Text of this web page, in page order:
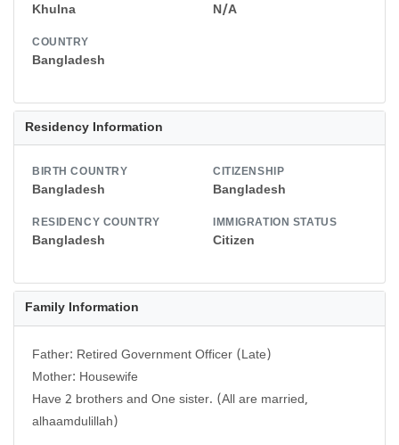
Khulna N/A
COUNTRY
Bangladesh
Residency Information
BIRTH COUNTRY
Bangladesh
CITIZENSHIP
Bangladesh
RESIDENCY COUNTRY
Bangladesh
IMMIGRATION STATUS
Citizen
Family Information
Father: Retired Government Officer (Late)
Mother: Housewife
Have 2 brothers and One sister. (All are married,